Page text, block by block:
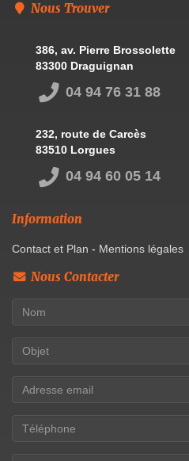
Nous Trouver
386, av. Pierre Brossolette
83300 Draguignan
04 94 76 31 88
232, route de Carcès
83510 Lorgues
04 94 60 05 14
Information
Contact et Plan - Mentions légales
Nous Contacter